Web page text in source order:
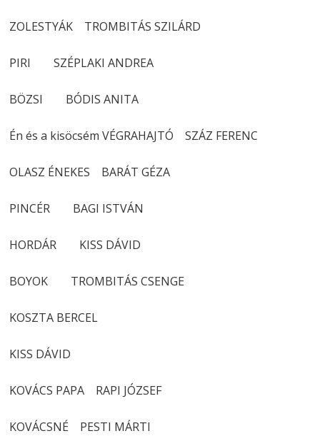
ZOLESTYÁK TROMBITÁS SZILÁRD
PIRI SZÉPLAKI ANDREA
BÖZSI BÓDIS ANITA
Én és a kisöcsém VÉGRAHAJTÓ SZÁZ FERENC
OLASZ ÉNEKES BARÁT GÉZA
PINCÉR BAGI ISTVÁN
HORDÁR KISS DÁVID
BOYOK TROMBITÁS CSENGE
KOSZTA BERCEL
KISS DÁVID
KOVÁCS PAPA RAPI JÓZSEF
KOVÁCSNÉ PESTI MÁRTI